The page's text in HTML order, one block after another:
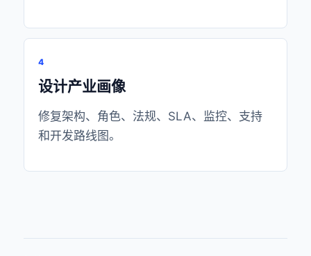
4
设计产业画像
修复架构、角色、法规、SLA、监控、支持
和开发路线图。